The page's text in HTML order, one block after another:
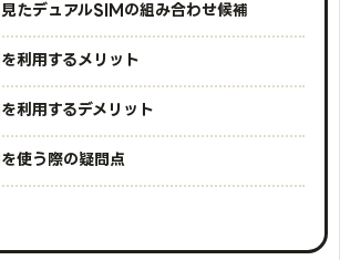
たデュアルSIMの組み合わせ候補
利用するメリット
利用するデメリット
使う際の疑問点